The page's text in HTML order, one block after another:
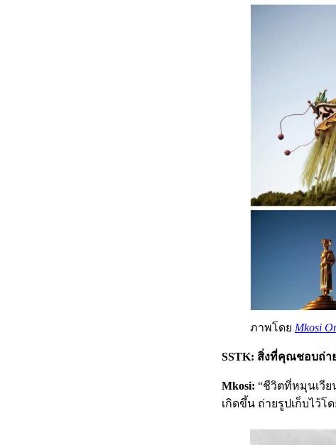
ภาพโดย Mkosi
SSTK: สิ่งที่คุณชอบถ่า
Mkosi: “ชีวิตที่หมุนเวีย
เกิดขึ้น ถ่ายรูปเก็บไว้